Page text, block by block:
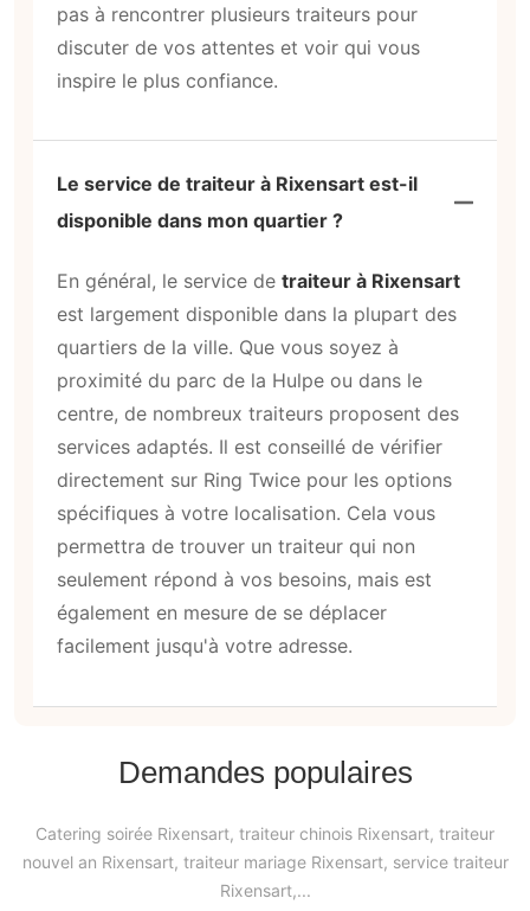
pas à rencontrer plusieurs traiteurs pour
discuter de vos attentes et voir qui vous
inspire le plus confiance.
Le service de traiteur à Rixensart est-il
disponible dans mon quartier ?
En général, le service de traiteur à Rixensart
est largement disponible dans la plupart des
quartiers de la ville. Que vous soyez à
proximité du parc de la Hulpe ou dans le
centre, de nombreux traiteurs proposent des
services adaptés. Il est conseillé de vérifier
directement sur Ring Twice pour les options
spécifiques à votre localisation. Cela vous
permettra de trouver un traiteur qui non
seulement répond à vos besoins, mais est
également en mesure de se déplacer
facilement jusqu'à votre adresse.
Demandes populaires
Catering soirée Rixensart, traiteur chinois Rixensart, traiteur
nouvel an Rixensart, traiteur mariage Rixensart, service traiteur
Rixensart,...